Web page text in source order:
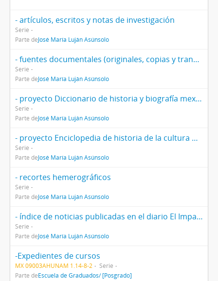
- artículos, escritos y notas de investigación
Serie
Parte deJosé María Luján Asúnsolo
- fuentes documentales (originales, copias y transcripciones
Serie
Parte deJosé María Luján Asúnsolo
- proyecto Diccionario de historia y biografía mexicanas
Serie
Parte deJosé María Luján Asúnsolo
- proyecto Enciclopedia de historia de la cultura mexicana
Serie
Parte deJosé María Luján Asúnsolo
- recortes hemerográficos
Serie
Parte deJosé María Luján Asúnsolo
- índice de noticias publicadas en el diario El Imparcial
Serie
Parte deJosé María Luján Asúnsolo
-Expedientes de cursos
MX 09003AHUNAM 1.14-8-2
Serie
Parte deEscuela de Graduados/ [Posgrado]